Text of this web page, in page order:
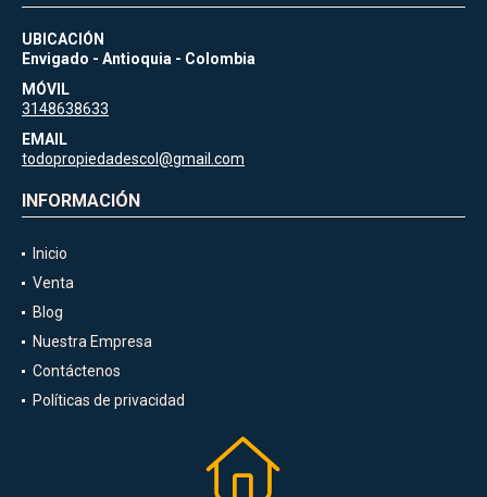
UBICACIÓN
Envigado - Antioquia - Colombia
MÓVIL
3148638633
EMAIL
todopropiedadescol@gmail.com
INFORMACIÓN
Inicio
Venta
Blog
Nuestra Empresa
Contáctenos
Políticas de privacidad